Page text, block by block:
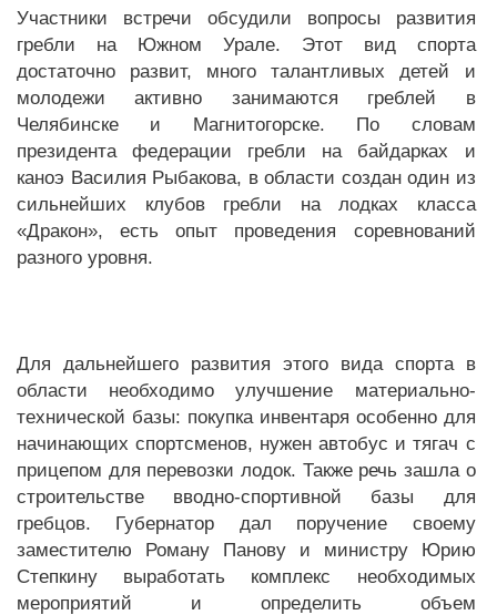
Участники встречи обсудили вопросы развития
гребли на Южном Урале. Этот вид спорта
достаточно развит, много талантливых детей и
молодежи активно занимаются греблей в
Челябинске и Магнитогорске. По словам
президента федерации гребли на байдарках и
каноэ Василия Рыбакова, в области создан один из
сильнейших клубов гребли на лодках класса
«Дракон», есть опыт проведения соревнований
разного уровня.
Для дальнейшего развития этого вида спорта в
области необходимо улучшение материально-
технической базы: покупка инвентаря особенно для
начинающих спортсменов, нужен автобус и тягач с
прицепом для перевозки лодок. Также речь зашла о
строительстве вводно-спортивной базы для
гребцов. Губернатор дал поручение своему
заместителю Роману Панову и министру Юрию
Степкину выработать комплекс необходимых
мероприятий и определить объем